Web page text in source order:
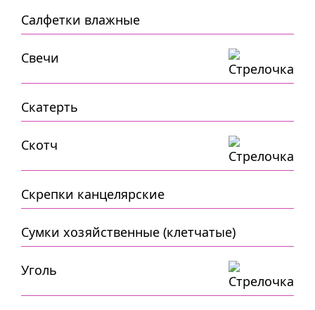
Салфетки влажные
Свечи
Скатерть
Скотч
Скрепки канцелярские
Сумки хозяйственные (клетчатые)
Уголь